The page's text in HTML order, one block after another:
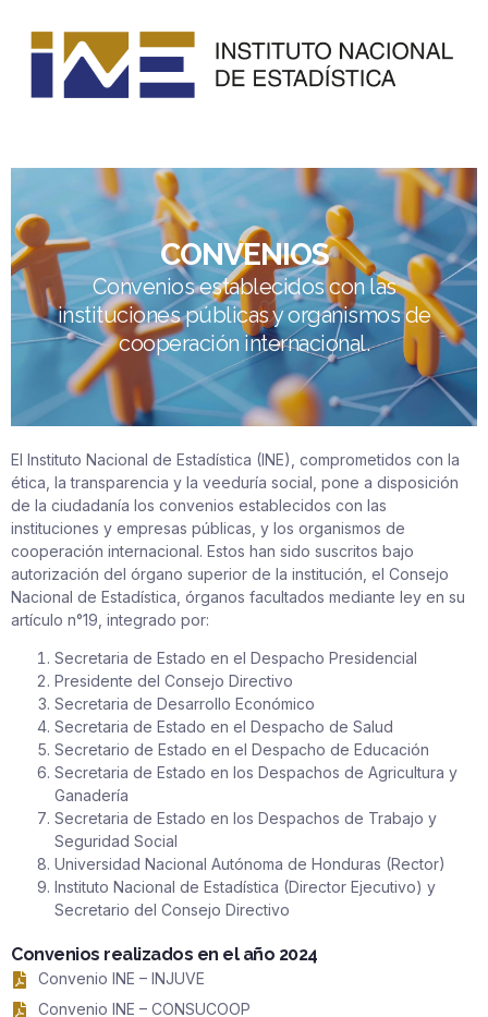
CONVENIOS
Convenios establecidos con las
instituciones públicas y organismos de
cooperación internacional.
El Instituto Nacional de Estadística (INE), comprometidos con la
ética, la transparencia y la veeduría social, pone a disposición
de la ciudadanía los convenios establecidos con las
instituciones y empresas públicas, y los organismos de
cooperación internacional. Estos han sido suscritos bajo
autorización del órgano superior de la institución, el Consejo
Nacional de Estadística, órganos facultados mediante ley en su
artículo n°19, integrado por:
Secretaria de Estado en el Despacho Presidencial
Presidente del Consejo Directivo
Secretaria de Desarrollo Económico
Secretaria de Estado en el Despacho de Salud
Secretario de Estado en el Despacho de Educación
Secretaria de Estado en los Despachos de Agricultura y
Ganadería
Secretaria de Estado en los Despachos de Trabajo y
Seguridad Social
Universidad Nacional Autónoma de Honduras (Rector)
Instituto Nacional de Estadística (Director Ejecutivo) y
Secretario del Consejo Directivo
Convenios realizados en el año 2024
Convenio INE – INJUVE
Convenio INE – CONSUCOOP